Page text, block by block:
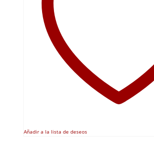
Añadir a la lista de deseos